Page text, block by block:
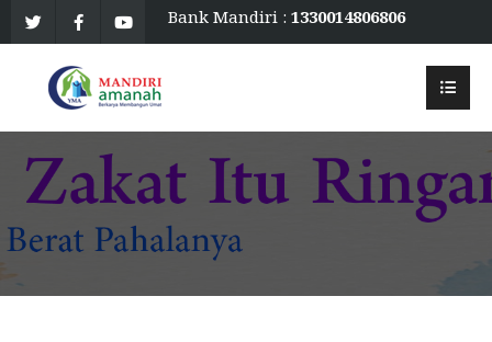
Bank Mandiri : 1330014806806